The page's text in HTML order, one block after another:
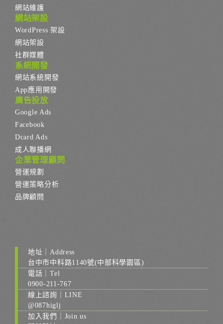
網站維護
網站架設
WordPress 架設
網站架設
社群媒體
系統開發
網站系統開發
App應用開發
廣告投放
Google Ads
Facebook
Dcard Ads
成人聯播網
企業管理顧問
營運規劃
營運策略分析
品牌顧問
地址｜Address
台中市中科路1140號(中部科學園區)
電話｜Tel
0900-211-767
線上諮詢｜LINE
@087higlj
加入我們｜Join us